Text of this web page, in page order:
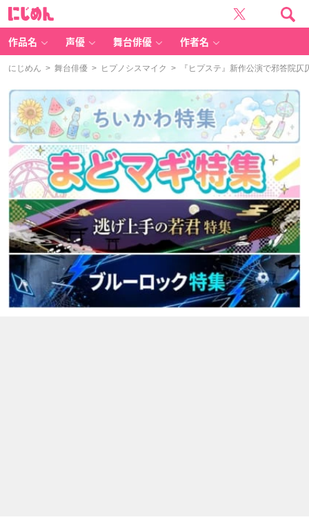
作品名 声優 舞台俳優 作者名
にじめん > 舞台俳優 > ヒプノシスマイク > 『ヒプステ』新作公演で邪答院仄